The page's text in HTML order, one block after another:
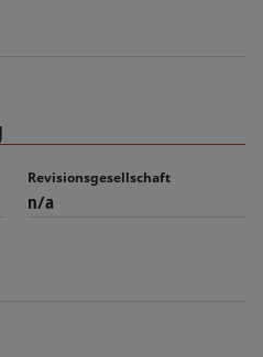
Revisionsgesellschaft
n/a